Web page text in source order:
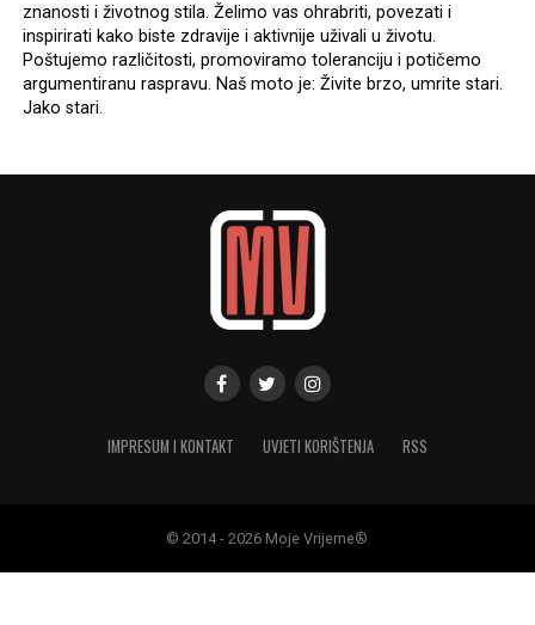
znanosti i životnog stila. Želimo vas ohrabriti, povezati i
inspirirati kako biste zdravije i aktivnije uživali u životu.
Poštujemo različitosti, promoviramo toleranciju i potičemo
argumentiranu raspravu. Naš moto je: Živite brzo, umrite stari.
Jako stari.
IMPRESUM I KONTAKT UVJETI KORIŠTENJA RSS
© 2014 - 2026 Moje Vrijeme®